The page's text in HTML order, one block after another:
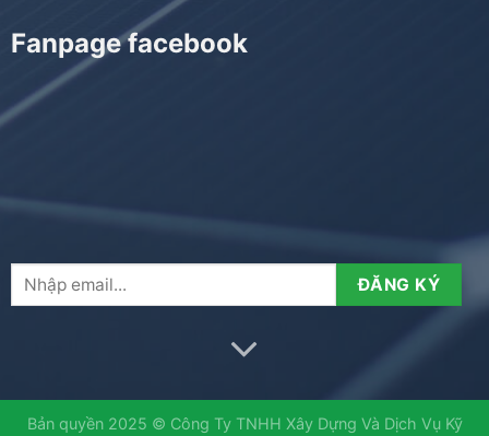
Fanpage facebook
Bản quyền 2025 © Công Ty TNHH Xây Dựng Và Dịch Vụ Kỹ